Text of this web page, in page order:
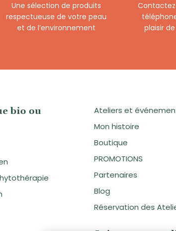
Une sélection de produits
respectueuse de votre peau
et de l’environnement
plaisir
bio ou
Ateliers et
Mon histoire
Boutique
PROMOTIONS
Partenaires
Blog
Réservation des